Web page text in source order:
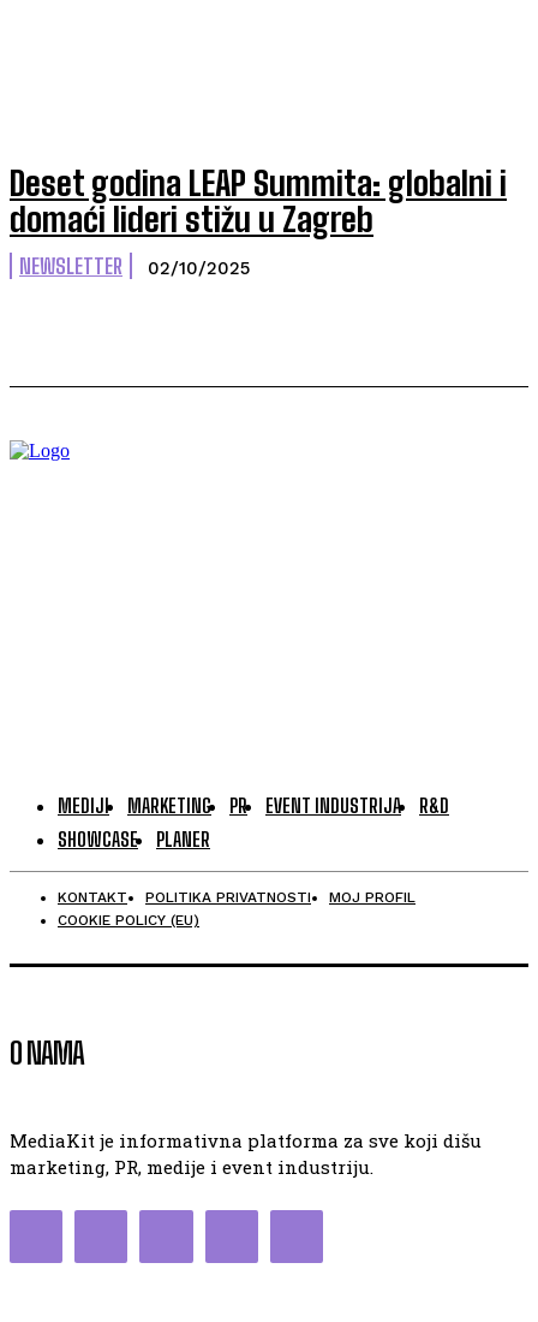
Deset godina LEAP Summita: globalni i
domaći lideri stižu u Zagreb
NEWSLETTER 02/10/2025
MEDIJI MARKETING PR EVENT INDUSTRIJA
R&D
SHOWCASE
PLANER
KONTAKT POLITIKA PRIVATNOSTI
MOJ PROFIL
COOKIE POLICY (EU)
O NAMA
MediaKit je informativna platforma za sve koji dišu
marketing, PR, medije i event industriju.